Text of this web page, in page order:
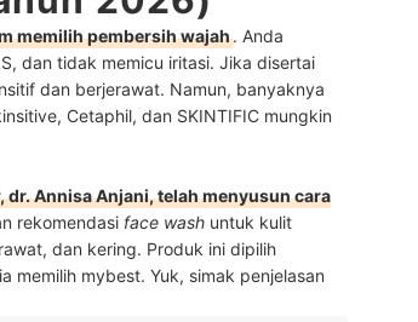
memilih pembersih wajah. Anda
dan tidak memicu iritasi. Jika disertai
dan berjerawat. Namun, banyaknya
Cetaphil, dan SKINTIFIC mungkin
, dr. Annisa Anjani, telah menyusun cara
rekomendasi face wash untuk kulit
dan kering. Produk ini dipilih
memilih mybest. Yuk, simak penjelasan